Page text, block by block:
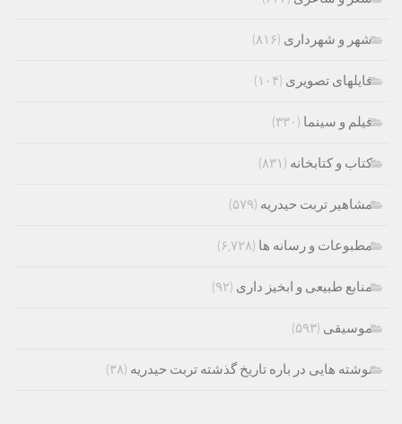
شهر و شهرداری (۸۱۶)
فایلهای تصویری (۱۰۴)
فیلم و سینما (۳۳۰)
کتاب و کتابخانه (۸۳۱)
مشاهیر تربت حیدریه (۵۷۹)
مطبوعات و رسانه ها (۶,۷۲۸)
منابع طبیعی و ابخیز داری (۹۲)
موسیقی (۵۹۳)
نوشته هایی در باره تاریخ گذشته تربت حیدریه (۳۸)